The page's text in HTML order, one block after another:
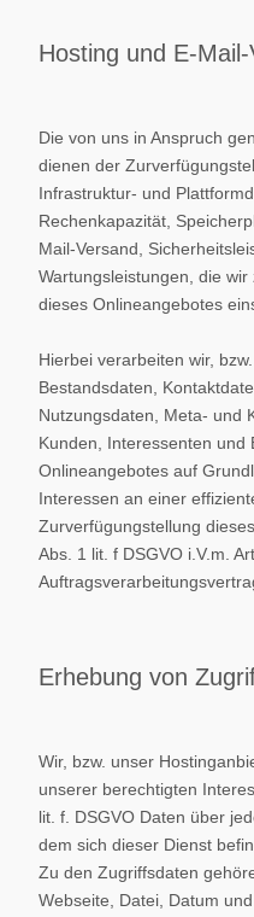
Hosting und E-Mail-
Die von uns in Anspruch
dienen der
Infrastruktur- und
Rechenkapazität,
Mail-Versand,
Wartungsleistungen, die
dieses Onlineangebotes
Hierbei verarbeiten wir,
Bestandsdaten,
Nutzungsdaten, Meta- und
Kunden, Interessenten und
Onlineangebotes auf
Interessen an einer
Zurverfügungstellung
Abs. 1 lit. f DSGVO i.V.m.
Erhebung von
Wir, bzw. unser
unserer berechtigten
lit. f. DSGVO Daten über
dem sich dieser Dienst
Zu den Zugriffsdaten
Webseite, Datei, Datum